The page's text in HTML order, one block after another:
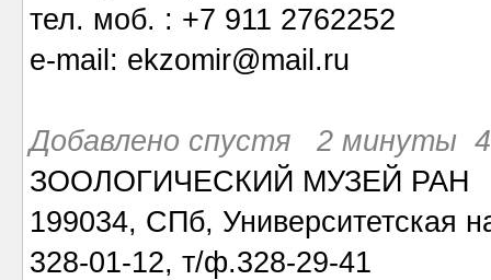
тел. моб. : +7 911 2762252
e-mail: ekzomir@mail.ru
Добавлено спустя 2 минуты
ЗООЛОГИЧЕСКИЙ МУЗЕЙ РАН
199034, СПб, Университетская
328-01-12, т/ф.328-29-41